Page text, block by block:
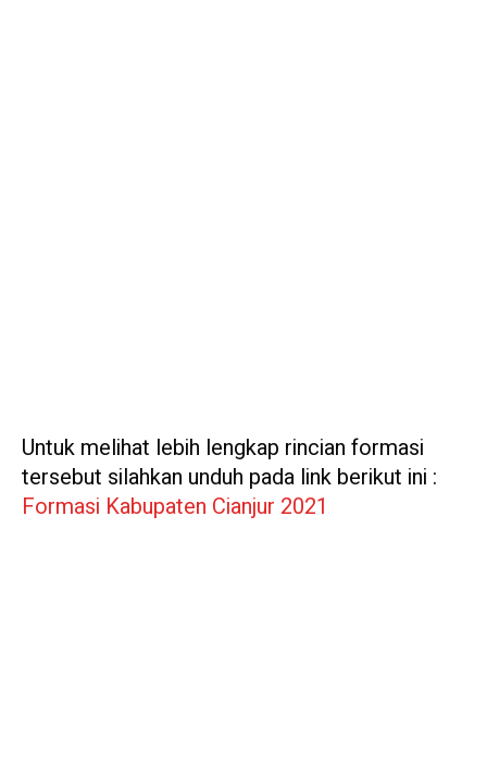
Untuk melihat lebih lengkap rincian formasi
tersebut silahkan unduh pada link berikut ini :
Formasi Kabupaten Cianjur 2021